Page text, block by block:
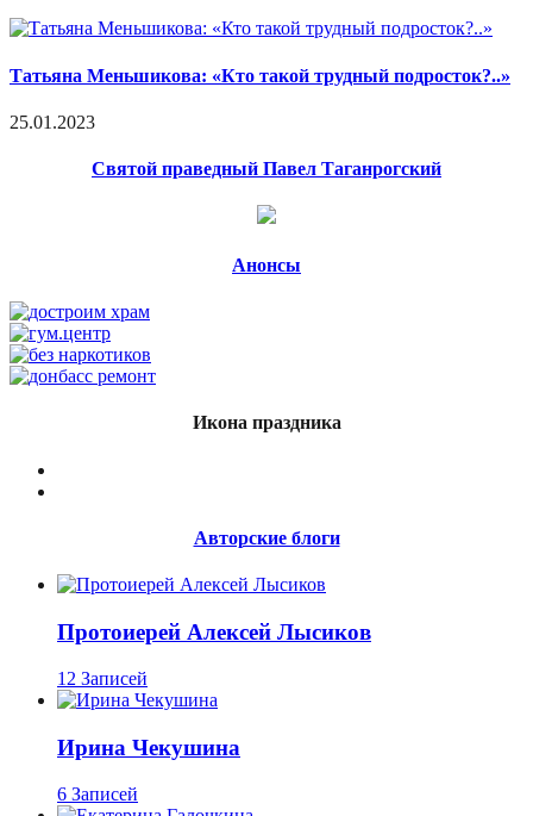
Татьяна Меньшикова: «Кто такой трудный подросток?..»
25.01.2023
Святой праведный Павел Таганрогский
Анонсы
Икона праздника
Авторские блоги
Протоиерей Алексей Лысиков
12 Записей
Ирина Чекушина
6 Записей